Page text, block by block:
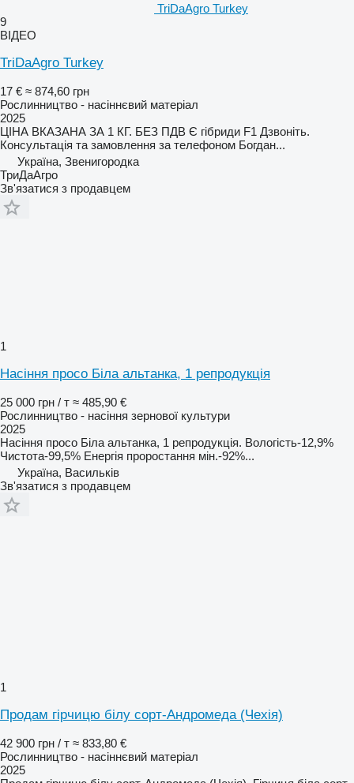
TriDaAgro Turkey
9
ВІДЕО
TriDaAgro Turkey
17 € ≈ 874,60 грн
Рослинництво - насіннєвий матеріал
2025
ЦІНА ВКАЗАНА ЗА 1 КГ. БЕЗ ПДВ Є гібриди F1 Дзвоніть.
Консультація та замовлення за телефоном Богдан...
Україна, Звенигородка
ТриДаАгро
Зв'язатися з продавцем
1
Насіння просо Біла альтанка, 1 репродукція
25 000 грн / т ≈ 485,90 €
Рослинництво - насіння зернової культури
2025
Насіння просо Біла альтанка, 1 репродукція. Вологість-12,9%
Чистота-99,5% Енергія проростання мін.-92%...
Україна, Васильків
Зв'язатися з продавцем
1
Продам гірчицю білу сорт-Андромеда (Чехія)
42 900 грн / т ≈ 833,80 €
Рослинництво - насіннєвий матеріал
2025